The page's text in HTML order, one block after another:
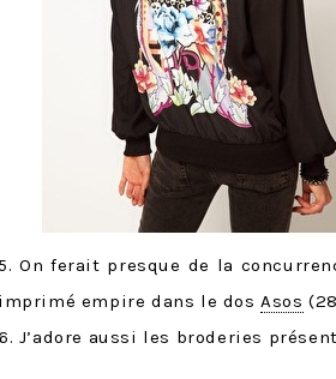
On ferait presque de la
imprimé empire dans le dosAsos
J’adore aussi les broderies